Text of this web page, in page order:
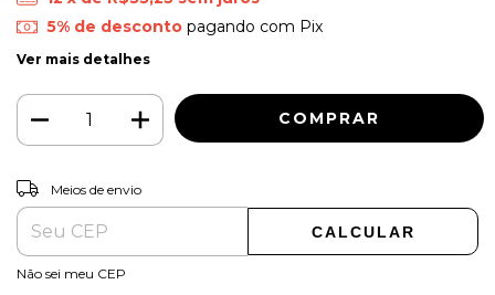
5% de descontopagando com Pix
Ver mais detalhes
Entregas para o CEP:
Meios de envio
CALCULAR
Não sei meu CEP